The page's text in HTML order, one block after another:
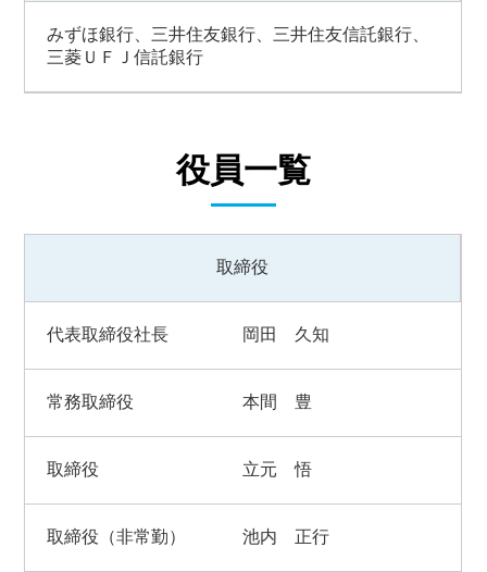
みずほ銀行、三井住友銀行、三井住友信託銀行、
三菱ＵＦＪ信託銀行
役員一覧
取締役
代表取締役社長 岡田 久知
常務取締役 本間 豊
取締役 立元 悟
取締役（非常勤） 池内 正行